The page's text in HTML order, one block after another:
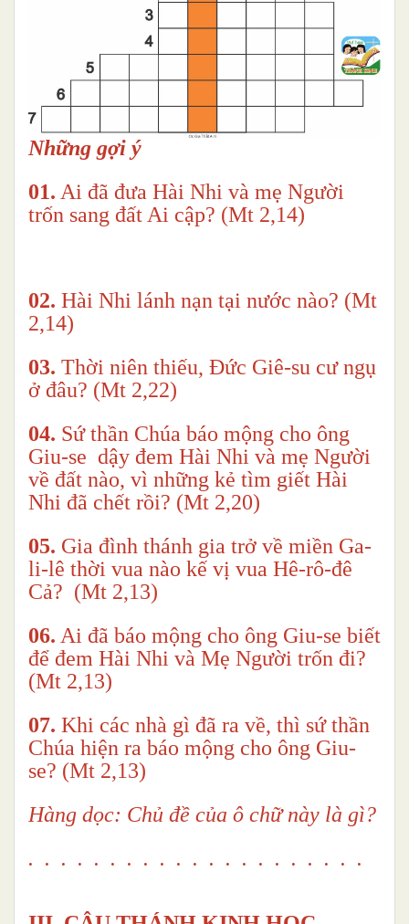
Những gợi ý
01. Ai đã đưa Hài Nhi và mẹ Người
trốn sang đất Ai cập? (Mt 2,14)
02. Hài Nhi lánh nạn tại nước nào? (Mt
2,14)
03. Thời niên thiếu, Đức Giê-su cư ngụ
ở đâu? (Mt 2,22)
04. Sứ thần Chúa báo mộng cho ông
Giu-se dậy đem Hài Nhi và mẹ Người
về đất nào, vì những kẻ tìm giết Hài
Nhi đã chết rồi? (Mt 2,20)
05. Gia đình thánh gia trở về miền Ga-
li-lê thời vua nào kế vị vua Hê-rô-đê
Cả? (Mt 2,13)
06. Ai đã báo mộng cho ông Giu-se biết
để đem Hài Nhi và Mẹ Người trốn đi?
(Mt 2,13)
07. Khi các nhà gì đã ra về, thì sứ thần
Chúa hiện ra báo mộng cho ông Giu-
se? (Mt 2,13)
Hàng dọc: Chủ đề của ô chữ này là gì?
. . . . . . . . . . . . . . . . . . . . .